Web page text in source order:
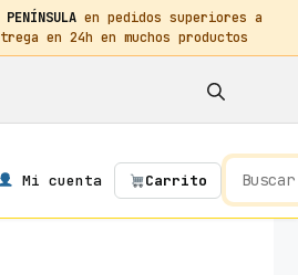
en pedidos superiores a
en 24h en muchos productos
Mi cuenta Carrito